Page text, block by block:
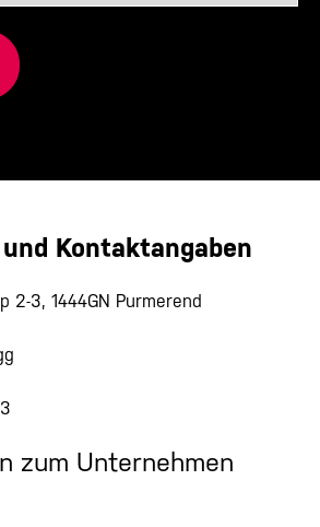
Kontaktangaben
2-3, 1444GN Purmerend
zum Unternehmen